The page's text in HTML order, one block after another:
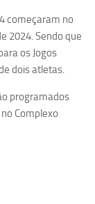
começaram no
2024. Sendo que
os Jogos
dois atletas.
programados
Complexo